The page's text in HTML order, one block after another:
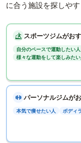
に合う施設を探しやす
スポーツジムがお
自分のペースで運動したい人
様々な運動をして楽しみたい
パーソナルジムが
本気で痩せたい人 ボディ